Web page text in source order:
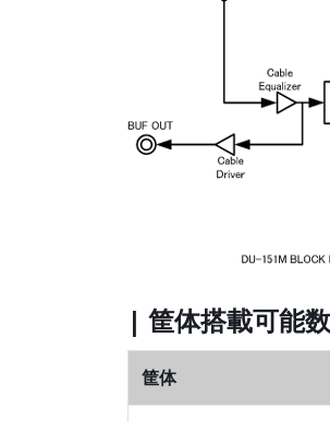
| 筐体搭載可能数
筐体